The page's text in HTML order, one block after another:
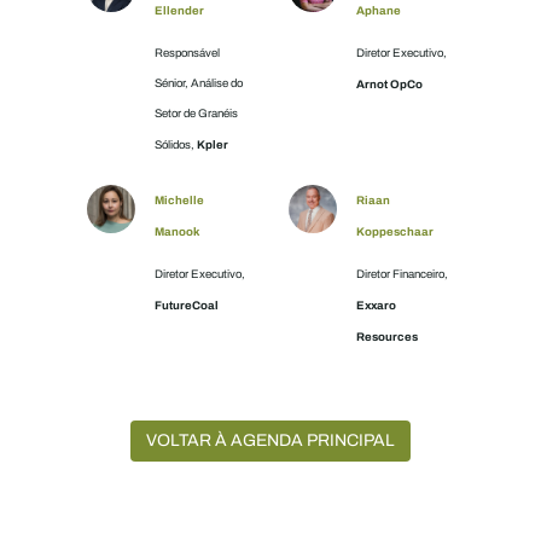
Ellender
Responsável
Sénior, Análise do
Setor de Granéis
Sólidos, Kpler
Aphane
Diretor Executivo,
Arnot OpCo
Michelle
Manook
Diretor Executivo,
FutureCoal
Riaan
Koppeschaar
Diretor Financeiro,
Exxaro
Resources
VOLTAR À AGENDA PRINCIPAL